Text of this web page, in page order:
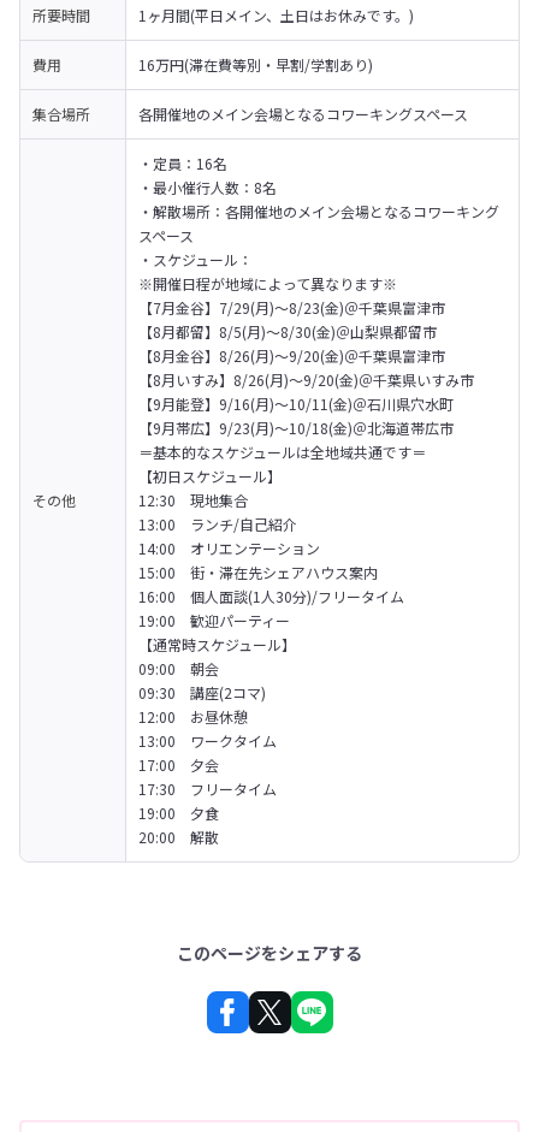
所要時間 1ヶ月間(平日メイン、土日はお休みです。)
費用 16万円(滞在費等別・早割/学割あり)
集合場所 各開催地のメイン会場となるコワーキングスペース
その他
・定員：16名
・最小催行人数：8名
・解散場所：各開催地のメイン会場となるコワーキング
スペース
・スケジュール：
※開催日程が地域によって異なります※
【7月金谷】7/29(月)〜8/23(金)＠千葉県富津市
【8月都留】8/5(月)〜8/30(金)＠山梨県都留市
【8月金谷】8/26(月)〜9/20(金)＠千葉県富津市
【8月いすみ】8/26(月)〜9/20(金)＠千葉県いすみ市
【9月能登】9/16(月)〜10/11(金)＠石川県穴水町
【9月帯広】9/23(月)〜10/18(金)＠北海道帯広市
＝基本的なスケジュールは全地域共通です＝
【初日スケジュール】
12:30　現地集合
13:00　ランチ/自己紹介
14:00　オリエンテーション
15:00　街・滞在先シェアハウス案内
16:00　個人面談(1人30分)/フリータイム
19:00　歓迎パーティー
【通常時スケジュール】
09:00　朝会
09:30　講座(2コマ)
12:00　お昼休憩
13:00　ワークタイム
17:00　夕会
17:30　フリータイム
19:00　夕食
20:00　解散
このページをシェアする